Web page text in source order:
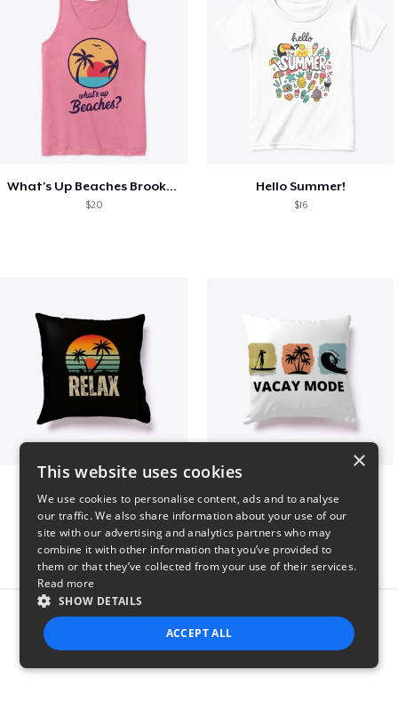
What's Up Beaches Brooklyn 99 Holts Tank
$20
Hello Summer!
$16
Report this product
×
This website uses cookies
We use cookies to personalise content, ads and to analyse
our traffic. We also share information about your use of our
site with our advertising and analytics partners who may
combine it with other information that you’ve provided to
them or that they’ve collected from your use of their services.
Read more
SHOW DETAILS
ACCEPT ALL
STRICTLY NECESSARY PERFORMANCE